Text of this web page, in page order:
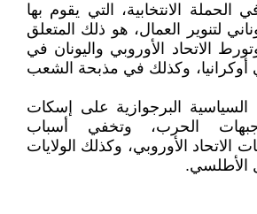
الحملة الانتخابية، التي يقوم بها
لتنوير العمال، هو ذلك المتعلق
الاتحاد الأوروبي واليونان في
أوكرانيا، وكذلك في مذبحة الشعب
البرجوازية على إسكات
الحرب، وتخفي أسباب
الاتحاد الأوروبي، وكذلك الولايات
الأطلسي.